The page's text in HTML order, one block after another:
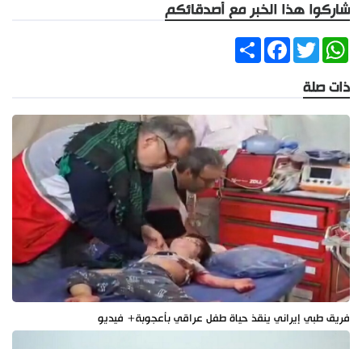
شاركوا هذا الخبر مع أصدقائكم
ShareFacebookTwitter
WhatsApp
ذات صلة
فريق طبي إيراني ينقذ حياة طفل عراقي بأعجوبة+ فيديو